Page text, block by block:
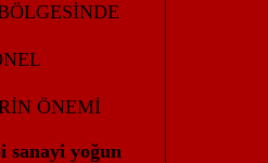
ÖNEMİ
sanayi yoğun